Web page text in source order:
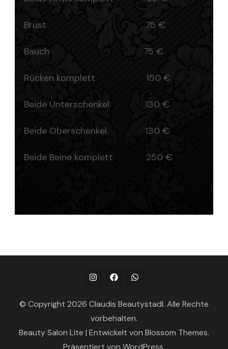
Brust 75 €
Bauch 75 €
Rücken komplett 150 €
Beide Unterschenkel 130 €
Beide Oberschenkel 130 €
Beide Beine komplett 250 €
© Copyright 2026 Claudis Beautystadl. Alle Rechte
vorbehalten.
Beauty Salon Lite | Entwickelt von Blossom Themes.
Präsentiert von WordPress.